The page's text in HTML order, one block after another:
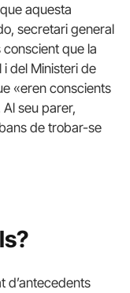
aquesta
secretari general
conscient que la
del Ministeri de
«eren conscients
seu parer,
de trobar-se
d’antecedents